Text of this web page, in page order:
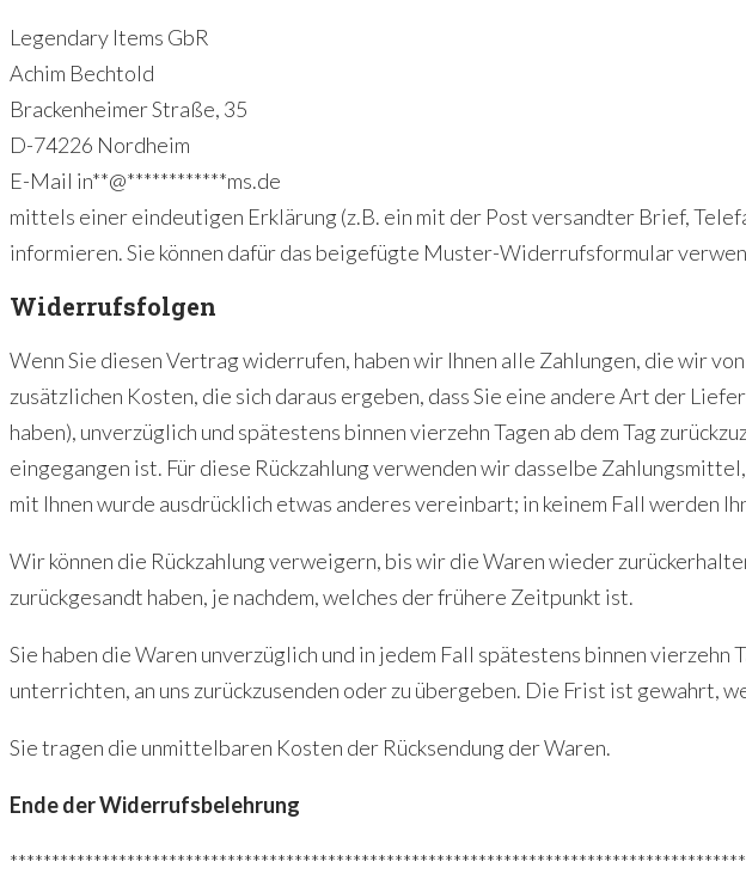
Legendary Items GbR
Achim Bechtold
Brackenheimer Straße, 35
D-74226 Nordheim
E-Mail in**@************ms.de
mittels einer eindeutigen Erklärung (z.B. ein mit der Post versandter Brief,
informieren. Sie können dafür das beigefügte Muster-Widerrufsformular
Widerrufsfolgen
Wenn Sie diesen Vertrag widerrufen, haben wir Ihnen alle Zahlungen, die wir
zusätzlichen Kosten, die sich daraus ergeben, dass Sie eine andere Art der
haben), unverzüglich und spätestens binnen vierzehn Tagen ab dem Tag
eingegangen ist. Für diese Rückzahlung verwenden wir dasselbe
mit Ihnen wurde ausdrücklich etwas anderes vereinbart; in keinem Fall werden
Wir können die Rückzahlung verweigern, bis wir die Waren wieder
zurückgesandt haben, je nachdem, welches der frühere Zeitpunkt ist.
Sie haben die Waren unverzüglich und in jedem Fall spätestens binnen vierzehn
unterrichten, an uns zurückzusenden oder zu übergeben. Die Frist ist gewahrt,
Sie tragen die unmittelbaren Kosten der Rücksendung der Waren.
Ende der Widerrufsbelehrung